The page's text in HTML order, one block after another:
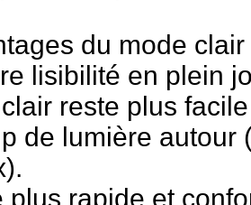
du mode clair
lisibilité en plein
reste plus
de lumière autour
plus rapide et